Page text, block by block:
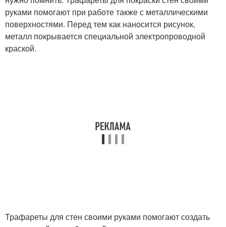
руками помогают при работе также с металлическими
поверхностями. Перед тем как наносится рисунок,
металл покрывается специальной электропроводной
краской.
Трафареты для стен своими руками помогают создать